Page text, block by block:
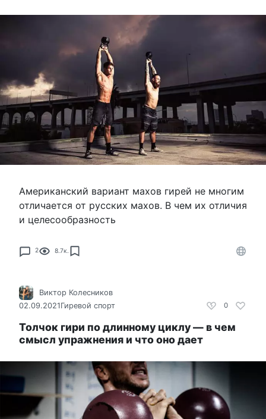
Американский вариант махов гирей не многим
отличается от русских махов. В чем их отличия
и целесообразность
2 8.7к.
0
Виктор Колесников
02.09.2021Гиревой спорт
Толчок гири по длинному циклу — в чем
смысл упражнения и что оно дает